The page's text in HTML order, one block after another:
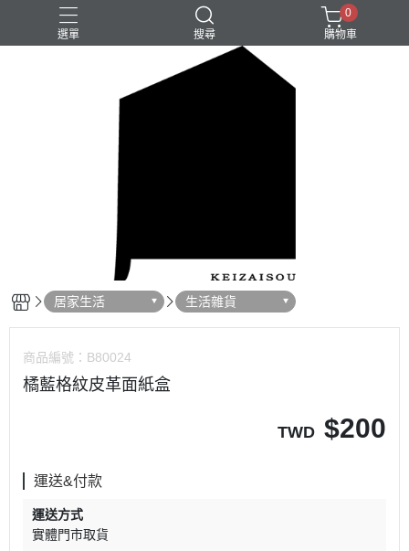
選單 搜尋
0
購物車
居家生活 生活雜貨
商品編號： B80024
橘藍格紋皮革面紙盒
TWD $200
運送&付款
運送方式
實體門市取貨